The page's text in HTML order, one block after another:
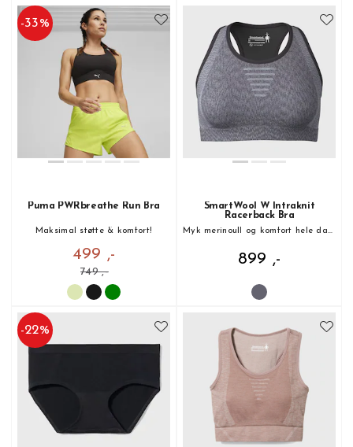
-33%
Puma PWRbreathe Run Bra
Maksimal støtte & komfort!
499 ,-
749 ,-
SmartWool W Intraknit
Racerback Bra
Myk merinoull og komfort hele dagen
899 ,-
-22%